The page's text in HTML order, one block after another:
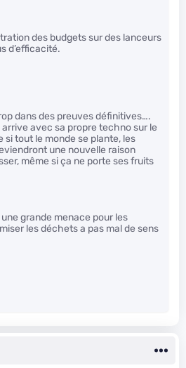
des budgets sur des lanceurs
d’efficacité.
dans des preuves définitives….
arrive avec sa propre techno sur le
si tout le monde se plante, les
une nouvelle raison
même si ça ne porte ses fruits
grande menace pour les
les déchets a pas mal de sens